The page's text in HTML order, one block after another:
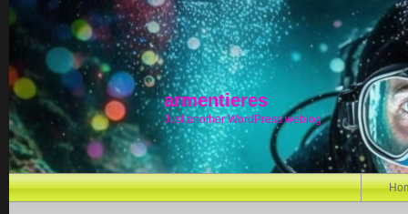
armentieres
Just another WordPress weblog